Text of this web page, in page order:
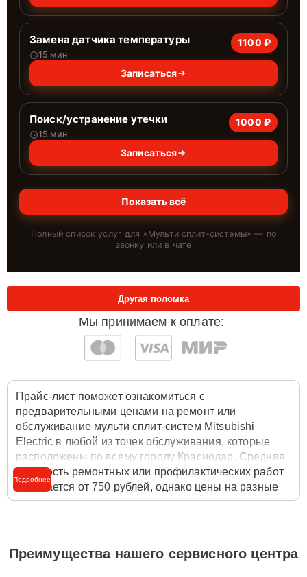
Замена датчика температуры
15 мин
1100 ₽
Записаться
Поиск/устранение утечки
15 мин
1000 ₽
Записаться
Показать всё
Полный список услуг для «Мульти сплит-системы» — по
звонку или в чате
Мы принимаем к оплате:
Другая поломка
Прайс-лист поможет ознакомиться с
предварительными ценами на ремонт или
обслуживание мульти сплит-систем Mitsubishi
Electric в любой из точек обслуживания, которые
расположены по всему городу Краснодар. Средняя
стоимость ремонтных или профилактических работ
начинается от 750 рублей, однако цены на разные
виды комплектующих могут различаться. Полную
службы заботы о клиентах. Для расчета итоговой
стоимости ремонта мульти сплит-систем достаточно
Подробнее
Преимущества нашего сервисного центра